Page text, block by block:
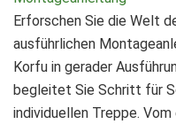
Erforschen Sie die Welt
ausführlichen
Korfu in gerader
begleitet Sie Schritt für
individuellen Treppe.